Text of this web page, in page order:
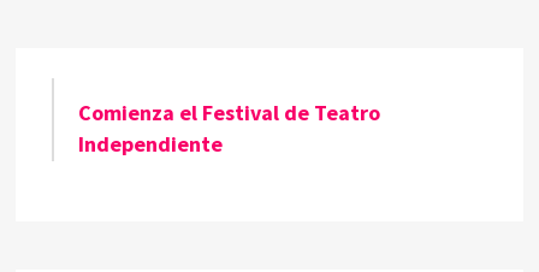
Comienza el Festival de Teatro
Independiente